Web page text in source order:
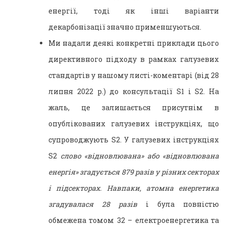
енергії, тоді як інші варіанти
декарбонізації значно применшуються.
Ми надали деякі конкретні приклади цього
директивного підходу в рамках галузевих
стандартів у нашому листі-коментарі (від 28
липня 2022 р.) до консультації S1 і S2. На
жаль, це залишається присутнім в
опублікованих галузевих інструкціях, що
супроводжують S2. У галузевих інструкціях
S2 слово «відновлювана» або «відновлювана
енергія» згадується 879 разів у різних секторах
і підсекторах. Навпаки, атомна енергетика
згадувалася 28 разів і була повністю
обмежена томом 32 – електроенергетика та